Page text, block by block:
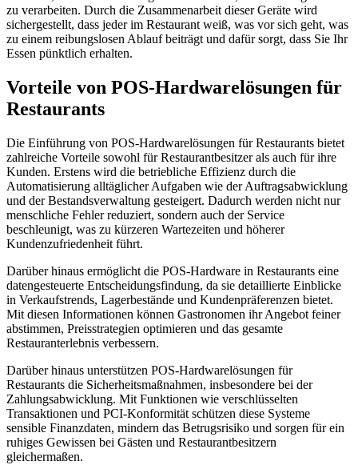
zu verarbeiten. Durch die Zusammenarbeit dieser Geräte wird
sichergestellt, dass jeder im Restaurant weiß, was vor sich geht, was
zu einem reibungslosen Ablauf beiträgt und dafür sorgt, dass Sie Ihr
Essen pünktlich erhalten.
Vorteile von POS-Hardwarelösungen für
Restaurants
Die Einführung von POS-Hardwarelösungen für Restaurants bietet
zahlreiche Vorteile sowohl für Restaurantbesitzer als auch für ihre
Kunden. Erstens wird die betriebliche Effizienz durch die
Automatisierung alltäglicher Aufgaben wie der Auftragsabwicklung
und der Bestandsverwaltung gesteigert. Dadurch werden nicht nur
menschliche Fehler reduziert, sondern auch der Service
beschleunigt, was zu kürzeren Wartezeiten und höherer
Kundenzufriedenheit führt.
Darüber hinaus ermöglicht die POS-Hardware in Restaurants eine
datengesteuerte Entscheidungsfindung, da sie detaillierte Einblicke
in Verkaufstrends, Lagerbestände und Kundenpräferenzen bietet.
Mit diesen Informationen können Gastronomen ihr Angebot feiner
abstimmen, Preisstrategien optimieren und das gesamte
Restauranterlebnis verbessern.
Darüber hinaus unterstützen POS-Hardwarelösungen für
Restaurants die Sicherheitsmaßnahmen, insbesondere bei der
Zahlungsabwicklung. Mit Funktionen wie verschlüsselten
Transaktionen und PCI-Konformität schützen diese Systeme
sensible Finanzdaten, mindern das Betrugsrisiko und sorgen für ein
ruhiges Gewissen bei Gästen und Restaurantbesitzern
gleichermaßen.